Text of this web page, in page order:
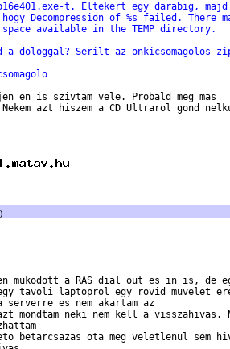
t. Eltekert egy darabig, majd
Decompression of %s failed. There
available in the TEMP directory.
a dologgal? Serilt az onkicsomagolos
en is szivtam vele. Probald meg mas
azt hiszem a CD Ultrarol gond
)
mukodott a RAS dial out es in is, de
tavoli laptoprol egy rovid muvelet
serverre es nem akartam az
mondtam neki nem kell a visszahivas.
betarcsazas ota meg veletlenul sem